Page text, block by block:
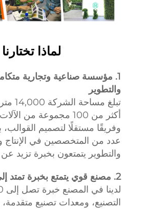
لماذا تختارنا
1. مؤسسة صناعية وتجارية
والتطوير
تبلغ
أكثر من 100 مجموعة من
وفريقًا مستقلًا لتصميم القوالب،
عدد من المتخصصين في الإنتاج
والتطوير يتمتعون بخبرة تزيد عن 20 عامًا.
2. مصنع قوي يتمتع بخبرة تمتد إلى 20 عامًا
التصنيع، ومعدات تصنيع